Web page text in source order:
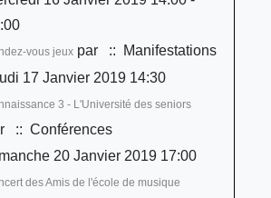
vous jeuxpar
:: Manifestations
17 Janvier 2019 14:30
3 - L'Université des seniors
:: Conférences
20 Janvier 2019 17:00
des Amis de l'école de musique